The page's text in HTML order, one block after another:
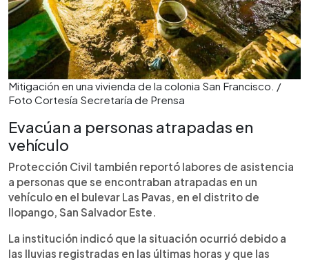
Mitigación en una vivienda de la colonia San Francisco. /
Foto Cortesía Secretaría de Prensa
Evacúan a personas atrapadas en
vehículo
Protección Civil también reportó labores de asistencia
a personas que se encontraban atrapadas en un
vehículo en el bulevar Las Pavas, en el distrito de
Ilopango, San Salvador Este.
La institución indicó que la situación ocurrió debido a
las lluvias registradas en las últimas horas y que las